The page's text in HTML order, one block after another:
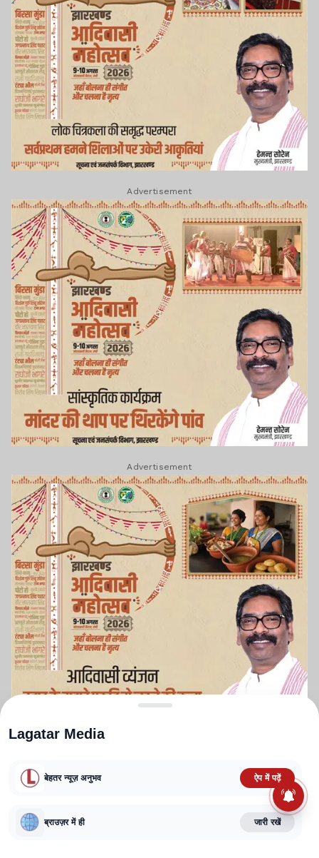
Advertisement
Advertisement
TERMS AND CONDITIONS
CORRECTIONS POLICY
FACT CHECKING POLICY
Lagatar Media
बेहतर न्यूज़ अनुभव ऐप में पढ़ें
ब्राउज़र में ही जारी रखें